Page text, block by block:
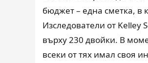
бюджет – една сметка, в
Изследователи от
върху 230 двойки. В
всеки от тях имал своя